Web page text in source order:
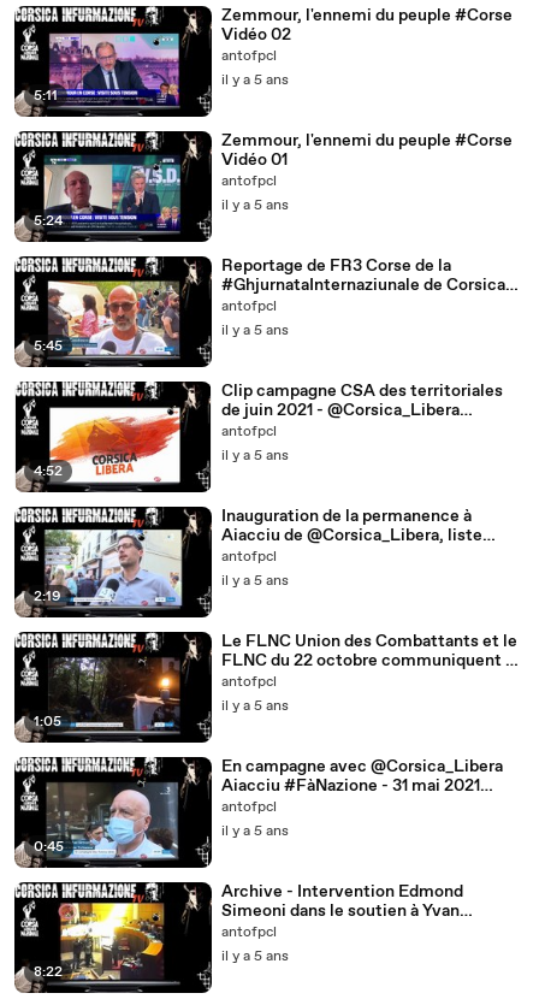
5:11
Zemmour, l'ennemi du peuple #Corse
Vidéo 02
antofpcl
il y a 5 ans
5:24
Zemmour, l'ennemi du peuple #Corse
Vidéo 01
antofpcl
il y a 5 ans
5:45
Reportage de FR3 Corse de la
#GhjurnataInternaziunale de Corsica
Libera
antofpcl
il y a 5 ans
4:52
Clip campagne CSA des territoriales
de juin 2021 - @Corsica_Libera
#FàNazione
antofpcl
il y a 5 ans
2:19
Inauguration de la permanence à
Aiacciu de @Corsica_Libera, liste
@Fa_Nazione avec @JeanGuyTalamoni
antofpcl
il y a 5 ans
1:05
Le FLNC Union des Combattants et le
FLNC du 22 octobre communiquent -
#Corse
antofpcl
il y a 5 ans
0:45
En campagne avec @Corsica_Libera
Aiacciu #FàNazione - 31 mai 2021
#Territoriales2021
antofpcl
il y a 5 ans
8:22
Archive - Intervention Edmond
Simeoni dans le soutien à Yvan
Colonna - Assemblée de #Corse
antofpcl
il y a 5 ans